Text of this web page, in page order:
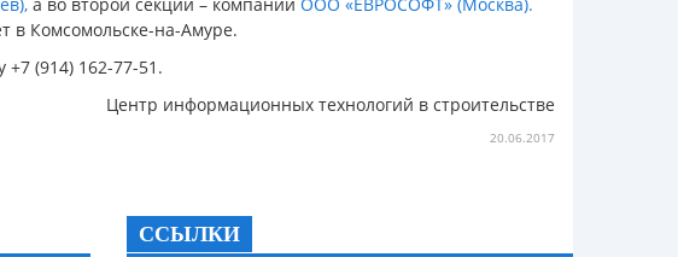
в Комсомольске-на-Амуре.
(914) 162-77-51.
Центр информационных технологий в строительстве
20.06.2017
ССЫЛКИ